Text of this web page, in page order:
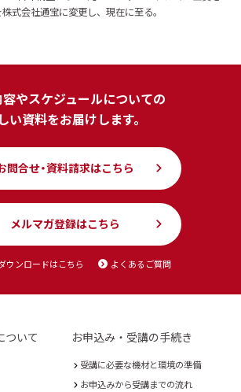
式会社通宝に変更し、現在に至る。
やスケジュールについての
い資料をお届けします。
問合せ・資料請求はこちら
メルマガ登録はこちら
ウンロードはこちら よくあるご質問
ついて お申込み・受講の手続き
受講に必要な機材と環境の準備
お申込みから受講までの流れ